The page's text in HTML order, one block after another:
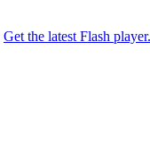
Get the latest Flash player.